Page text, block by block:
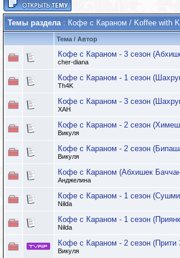
Темы раздела: Кофе с Караном / Koffee with
Тема / Автор
Кофе с Караном - 3 сезон
cher-diana
Кофе с Караном - 1 сезон
Th4K
Кофе с Караном - 3 сезон
XAH
Кофе с Караном - 2 сезон
Викуля
Кофе с Караном - 2 сезон
Викуля
Кофе с Караном (Абхишек
Анджелина
Кофе с Караном - 1 сезон
Nilda
Кофе с Караном - 1 сезон
Nilda
Кофе с Караном - 2 сезон
Викуля